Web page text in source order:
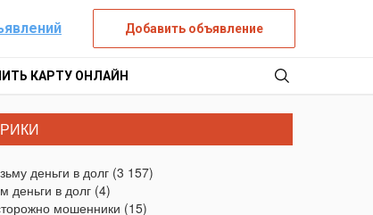
Добавить объявление
КАРТУ ОНЛАЙН
деньги в долг(3 157)
деньги в долг(4)
мошенники (15)